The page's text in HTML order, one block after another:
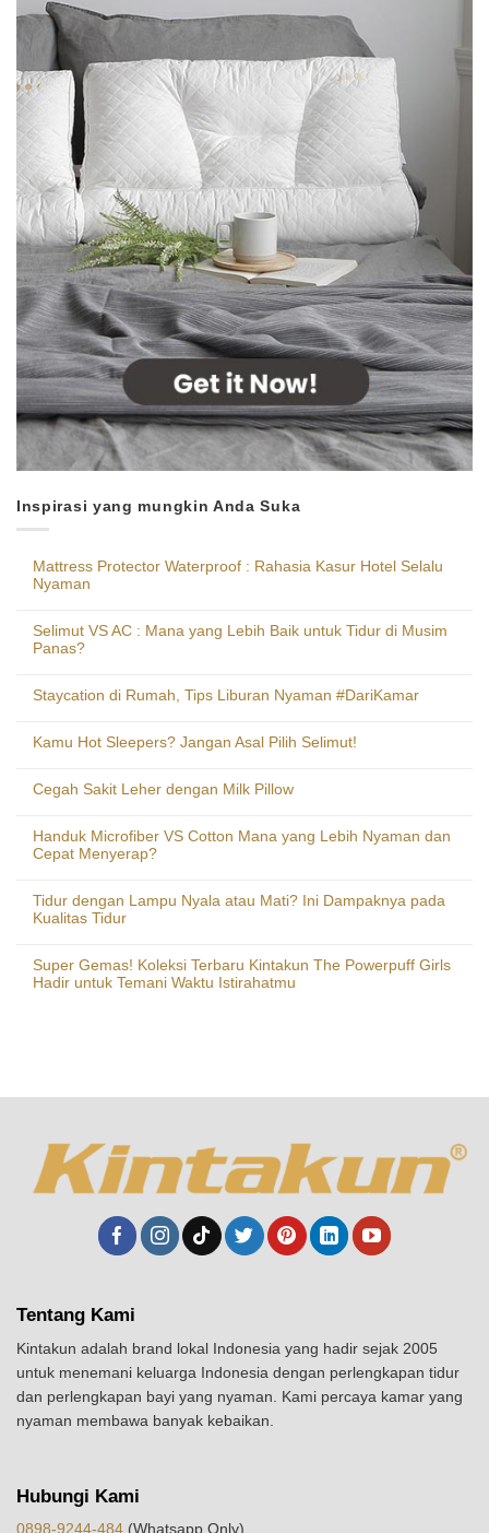
Inspirasi yang mungkin Anda Suka
Mattress Protector Waterproof : Rahasia Kasur Hotel Selalu
Nyaman
Selimut VS AC : Mana yang Lebih Baik untuk Tidur di Musim
Panas?
Staycation di Rumah, Tips Liburan Nyaman #DariKamar
Kamu Hot Sleepers? Jangan Asal Pilih Selimut!
Cegah Sakit Leher dengan Milk Pillow
Handuk Microfiber VS Cotton Mana yang Lebih Nyaman dan
Cepat Menyerap?
Tidur dengan Lampu Nyala atau Mati? Ini Dampaknya pada
Kualitas Tidur
Super Gemas! Koleksi Terbaru Kintakun The Powerpuff Girls
Hadir untuk Temani Waktu Istirahatmu
Tentang Kami
Kintakun adalah brand lokal Indonesia yang hadir sejak 2005
untuk menemani keluarga Indonesia dengan perlengkapan tidur
dan perlengkapan bayi yang nyaman. Kami percaya kamar yang
nyaman membawa banyak kebaikan.
Hubungi Kami
0898-9244-484 (Whatsapp Only)